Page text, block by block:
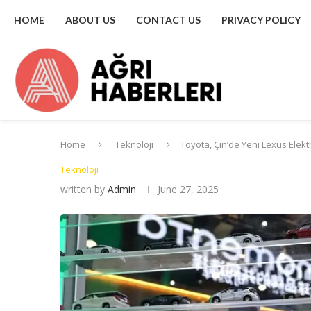
HOME ABOUT US CONTACT US PRIVACY POLICY
Home Teknoloji
Toyota, Çin’de Yeni Lexus
Teknoloji
written by Admin June 27, 2025